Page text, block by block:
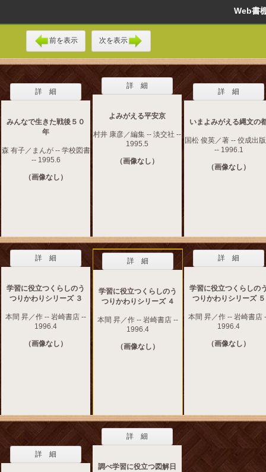
Web
前を表示 次を表示
詳 細
みんなで生きた戦後５０
年
森 有子／まんが -- 学校図書
-- 1995.6
（画像なし）
詳 細
よみがえる平安京
村井 康彦／編集 -- 淡交社 --
1995.5
（画像なし）
詳 細
いまよみがえる縄文の
国松 俊英／著 -- 佼成出
-- 1996.1
（画像なし）
詳 細
学習に役立つくらしのう
つりかわりシリーズ ３
本間 昇／作 -- 岩崎書店 --
1996.4
（画像なし）
詳 細
学習に役立つくらしのう
つりかわりシリーズ ４
本間 昇／作 -- 岩崎書店 --
1996.4
（画像なし）
詳 細
学習に役立つくらしの
つりかわりシリーズ ５
本間 昇／作 -- 岩崎書店
1996.4
（画像なし）
詳 細
詳 細
調べ学習に役立つ図解日